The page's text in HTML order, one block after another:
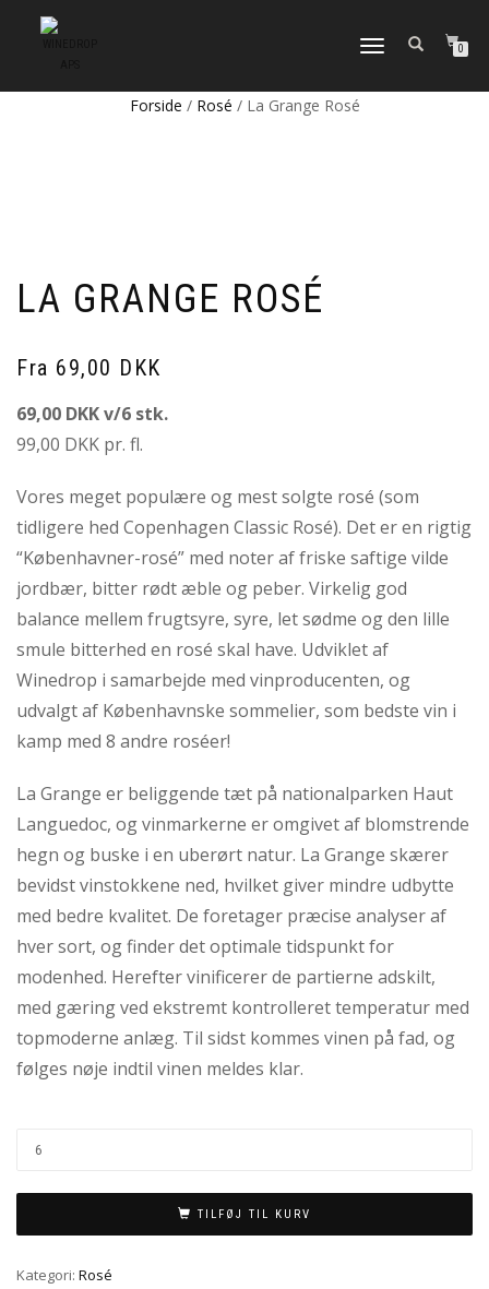
FLIP
0
Forside / Rosé / La Grange Rosé
LA GRANGE ROSÉ
Fra 69,00 DKK
69,00 DKK v/6 stk.
99,00 DKK pr. fl.
Vores meget populære og mest solgte rosé (som
tidligere hed Copenhagen Classic Rosé). Det er en rigtig
“Københavner-rosé” med noter af friske saftige vilde
jordbær, bitter rødt æble og peber. Virkelig god
balance mellem frugtsyre, syre, let sødme og den lille
smule bitterhed en rosé skal have. Udviklet af
Winedrop i samarbejde med vinproducenten, og
udvalgt af Københavnske sommelier, som bedste vin i
kamp med 8 andre roséer!
La Grange er beliggende tæt på nationalparken Haut
Languedoc, og vinmarkerne er omgivet af blomstrende
hegn og buske i en uberørt natur. La Grange skærer
bevidst vinstokkene ned, hvilket giver mindre udbytte
med bedre kvalitet. De foretager præcise analyser af
hver sort, og finder det optimale tidspunkt for
modenhed. Herefter vinificerer de partierne adskilt,
med gæring ved ekstremt kontrolleret temperatur med
topmoderne anlæg. Til sidst kommes vinen på fad, og
følges nøje indtil vinen meldes klar.
TILFØJ TIL KURV
Kategori: Rosé